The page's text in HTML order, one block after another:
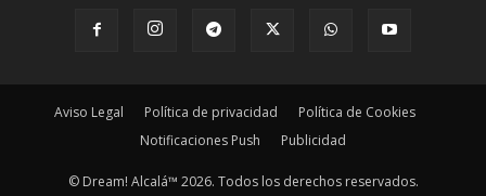
Aviso Legal Política de privacidad
Política de Cookies
Notificaciones Push
Publicidad
© Dream! Alcalá™ 2026. Todos los derechos reservados.